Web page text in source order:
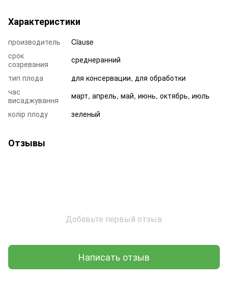
Характеристики
производитель
Clause
срок
созревания
среднеранний
тип плода
для консервации, для обработки
час
висаджування
март, апрель, май, июнь, октябрь, июль
колір плоду
зеленый
Отзывы
Добавьте первый отзыв
Написать отзыв